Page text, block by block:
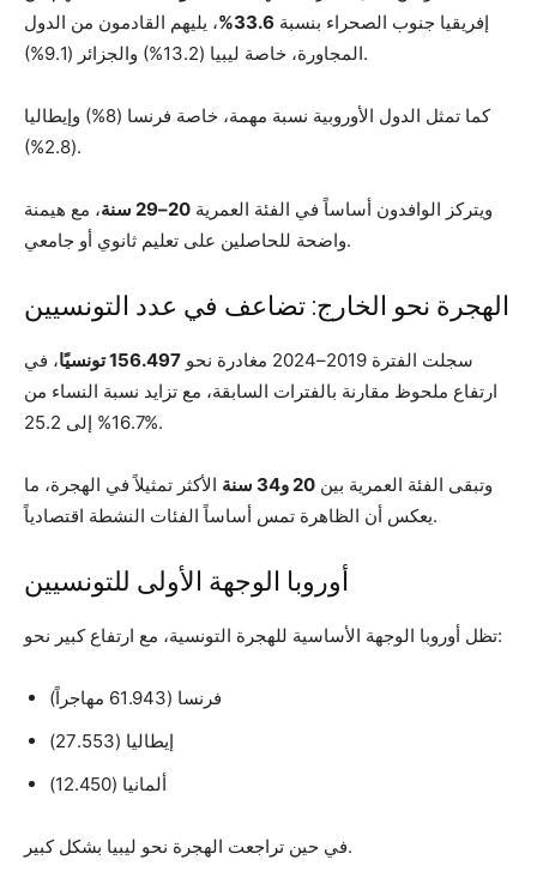
إفريقيا جنوب الصحراء بنسبة 33.6%
، يليهم القادمون من الدول
المجاورة، خاصة ليبيا (13.2%) والجزائر (9.1%).
كما تمثل الدول الأوروبية نسبة مهمة، خاصة فرنسا (8%) وإيطاليا
(2.8%).
ويتركز الوافدون أساساً في الفئة العمرية 20–29 سنة
، مع هيمنة
واضحة للحاصلين على تعليم ثانوي أو جامعي.
الهجرة نحو الخارج: تضاعف في عدد التونسيين
سجلت الفترة 2019–2024 مغادرة نحو 156.497 تونسيًا
، في
ارتفاع ملحوظ مقارنة بالفترات السابقة، مع تزايد نسبة النساء من
16.7% إلى 25.2%.
وتبقى الفئة العمرية بين 20 و34 سنة
الأكثر تمثيلاً في الهجرة، ما
يعكس أن الظاهرة تمس أساساً الفئات النشطة اقتصادياً.
أوروبا الوجهة الأولى للتونسيين
تظل أوروبا الوجهة الأساسية للهجرة التونسية، مع ارتفاع كبير نحو:
فرنسا (61.943 مهاجراً)
إيطاليا (27.553)
ألمانيا (12.450)
في حين تراجعت الهجرة نحو ليبيا بشكل كبير.